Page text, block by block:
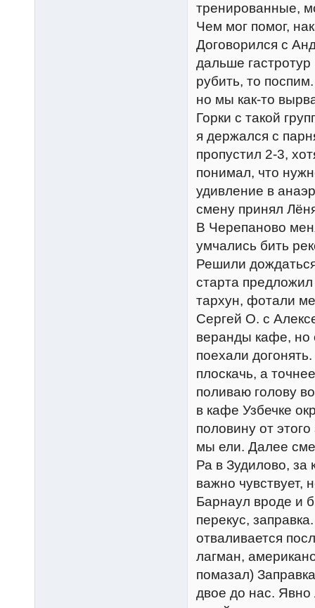
тренированные,
Чем мог помог,
Договорился с
дальше
рубить, то
но мы как-то
Горки с такой
я держался с
пропустил 2-3,
понимал, что
удивление в
смену принял
В Черепаново
умчались бить
Решили
старта
тархун, фотали
Сергей О. с
веранды кафе, но
поехали
плоскачь, а
поливаю голову
в кафе Узбечке
половину от
мы ели. Далее
Ра в Зудилово, за
важно чувствует,
Барнаул вроде и
перекус,
отваливается
лагман,
помазал)
двое до нас. Явно